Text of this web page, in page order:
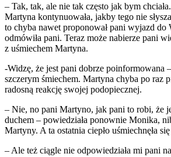
– Tak, tak, ale nie tak często jak bym chciała.
Martyna kontynuowała, jakby tego nie
to chyba nawet proponował pani wyjazd
odmówiła pani. Teraz może nabierze pani
z uśmiechem Martyna.
-Widzę, że jest pani dobrze poinformowana
szczerym śmiechem. Martyna chyba po raz
radosną reakcję swojej podopiecznej.
– Nie, no pani Martyno, jak pani to robi, że
duchem – powiedziała ponownie Monika,
Martyny. A ta ostatnia ciepło uśmiechnęła
– Ale też ciągle nie odpowiedziała mi pani